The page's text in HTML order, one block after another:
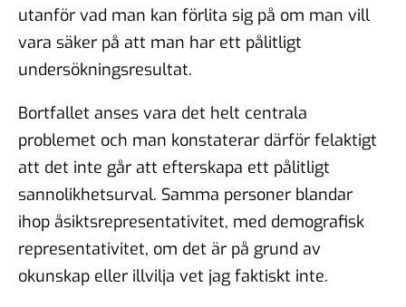
utanför vad man kan förlita sig på om man vill
vara säker på att man har ett pålitligt
undersökningsresultat.
Bortfallet anses vara det helt centrala
problemet och man konstaterar därför felaktigt
att det inte går att efterskapa ett pålitligt
sannolikhetsurval. Samma personer blandar
ihop åsiktsrepresentativitet, med demografisk
representativitet, om det är på grund av
okunskap eller illvilja vet jag faktiskt inte.